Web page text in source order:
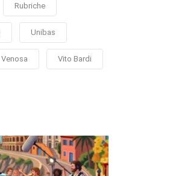
Rubriche
Unibas
Venosa Vito Bardi